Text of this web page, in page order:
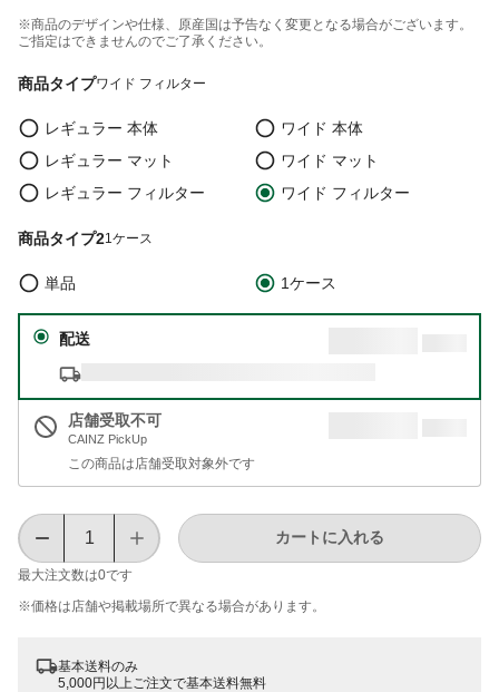
※商品のデザインや仕様、原産国は予告なく変更となる場合がございます。
ご指定はできませんのでご了承ください。
商品タイプワイド フィルター
レギュラー 本体
ワイド 本体
レギュラー マット
ワイド マット
レギュラー フィルター
ワイド フィルター
商品タイプ21ケース
単品 1ケース
配送
店舗受取不可
CAINZ PickUp
この商品は店舗受取対象外です
最大注文数は0です
カートに入れる
※価格は​店舗や​掲載場所で​異なる​場合が​あります。
基本送料のみ
5,000円以上ご注文で基本送料無料